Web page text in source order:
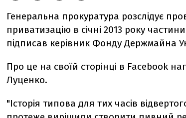
Генеральна прокуратура розслідує
приватизацію в січні 2013 року
підписав керівник Фонду Держмайна
Про це на своїй сторінці в Facebook
Луценко.
"Історія типова для тих часів